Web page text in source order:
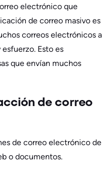
electrónico que
de correo masivo es
correos electrónicos a
Esto es
que envían muchos
de correo
de correo electrónico de
o documentos.